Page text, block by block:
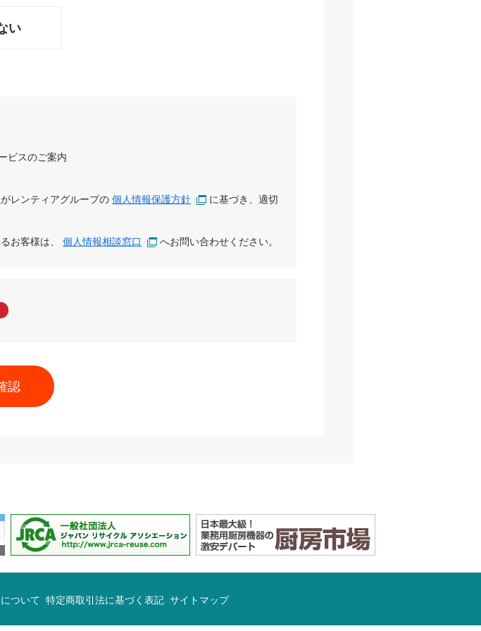
い
ビスのご案内
がレンティアグループの 個人情報保護方針
に基づき、適切
お客様は、 個人情報相談窓口 へお問い合わせください。
ついて 特定商取引法に基づく表記 サイトマップ